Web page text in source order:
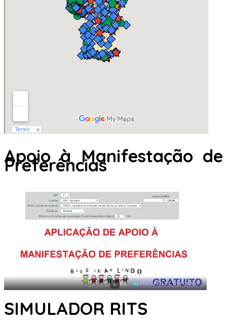
Apoio à Manifestação de
Preferências
× AD POWERED BY WEFORADS
SIMULADOR RITS